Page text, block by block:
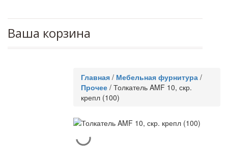
Ваша корзина
Главная / Мебельная фурнитура /
Прочее / Толкатель AMF 10, скр.
крепл (100)